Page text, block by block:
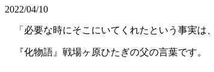
2022/04/10
「必要な時にそこにいてくれたという事実は
『化物語』戦場ヶ原ひたぎの父の言葉です。